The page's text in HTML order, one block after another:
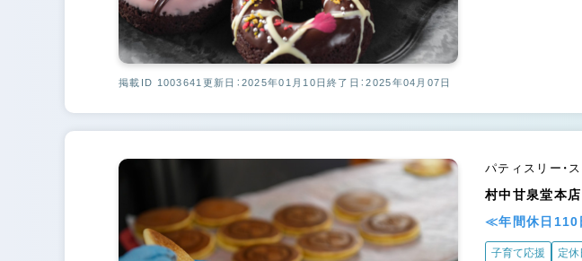
掲載ID 1003641 更新日：2025年01月10日終了日：2025年04月07日
パティスリー・
村中甘泉堂本
≪年間休日110
子育て応援 定休